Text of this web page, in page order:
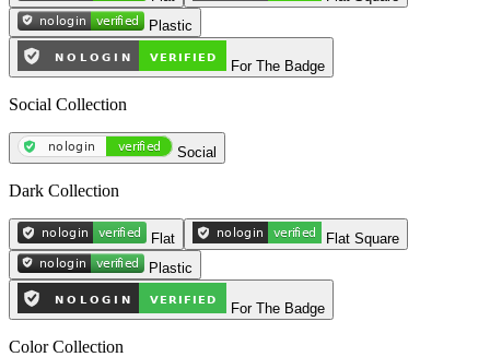
Plastic
For The Badge
Social Collection
Social
Dark Collection
Flat
Flat Square
Plastic
For The Badge
Color Collection